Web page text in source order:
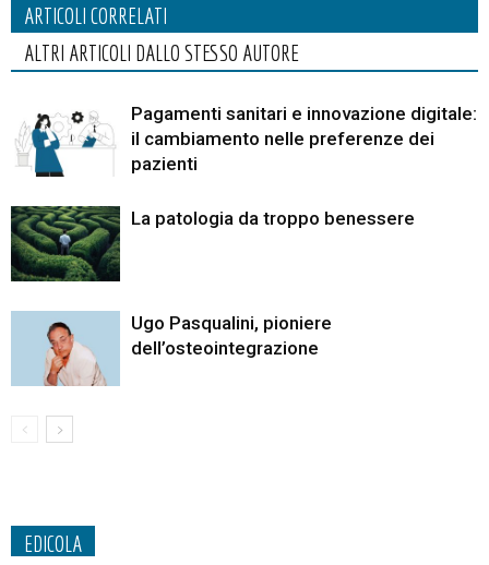
ARTICOLI CORRELATI
ALTRI ARTICOLI DALLO STESSO AUTORE
Pagamenti sanitari e innovazione digitale:
il cambiamento nelle preferenze dei
pazienti
La patologia da troppo benessere
Ugo Pasqualini, pioniere
dell’osteointegrazione
EDICOLA